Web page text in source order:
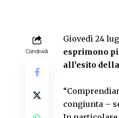
Condividi
Giovedì 24
esprimono
all’esito
congiunta –